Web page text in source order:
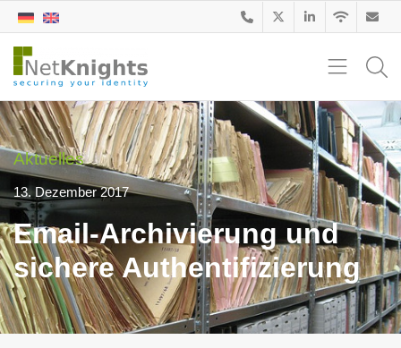
Aktuelles
13. Dezember 2017
Email-Archivierung und
sichere Authentifizierung